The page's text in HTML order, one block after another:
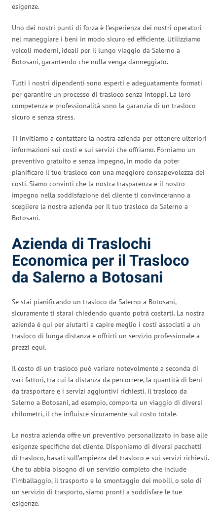
esigenze.
Uno dei nostri punti di forza è l’esperienza dei nostri operatori
nel maneggiare i beni in modo sicuro ed efficiente. Utilizziamo
veicoli moderni, ideali per il lungo viaggio da Salerno a
Botosani, garantendo che nulla venga danneggiato.
Tutti i nostri dipendenti sono esperti e adeguatamente formati
per garantire un processo di trasloco senza intoppi. La loro
competenza e professionalità sono la garanzia di un trasloco
sicuro e senza stress.
Ti invitiamo a contattare la nostra azienda per ottenere ulteriori
informazioni sui costi e sui servizi che offriamo. Forniamo un
preventivo gratuito e senza impegno, in modo da poter
pianificare il tuo trasloco con una maggiore consapevolezza dei
costi. Siamo convinti che la nostra trasparenza e il nostro
impegno nella soddisfazione del cliente ti convinceranno a
scegliere la nostra azienda per il tuo trasloco da Salerno a
Botosani.
Azienda di Traslochi
Economica per il Trasloco
da Salerno a Botosani
Se stai pianificando un trasloco da Salerno a Botosani,
sicuramente ti starai chiedendo quanto potrà costarti. La nostra
azienda è qui per aiutarti a capire meglio i costi associati a un
trasloco di lunga distanza e offrirti un servizio professionale a
prezzi equi.
Il costo di un trasloco può variare notevolmente a seconda di
vari fattori, tra cui la distanza da percorrere, la quantità di beni
da trasportare e i servizi aggiuntivi richiesti. Il trasloco da
Salerno a Botosani, ad esempio, comporta un viaggio di diversi
chilometri, il che influisce sicuramente sul costo totale.
La nostra azienda offre un preventivo personalizzato in base alle
esigenze specifiche del cliente. Disponiamo di diversi pacchetti
di trasloco, basati sull’ampiezza del trasloco e sui servizi richiesti.
Che tu abbia bisogno di un servizio completo che include
l’imballaggio, il trasporto e lo smontaggio dei mobili, o solo di
un servizio di trasporto, siamo pronti a soddisfare le tue
esigenze.